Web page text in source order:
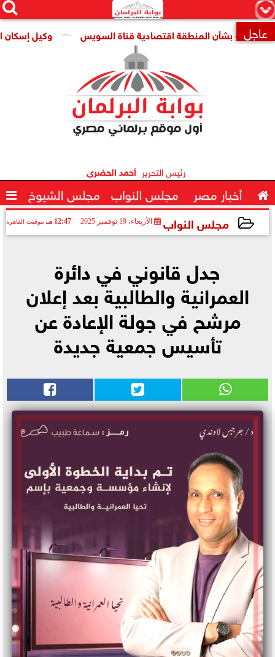
×


 عاجل وكيل إسكان بشأن المنطقة اقتصادية قناة السويس
رئيس التحرير أحمد الحضرى
 أخبار مصر مجلس النواب مجلس الشيوخ 
مجلس النواب الأربعاء، 19 نوفمبر 2025 12:47 مـ بتوقيت القاهرة
جدل قانوني في دائرة
العمرانية والطالبية بعد إعلان
مرشح في جولة الإعادة عن
تأسيس جمعية جديدة